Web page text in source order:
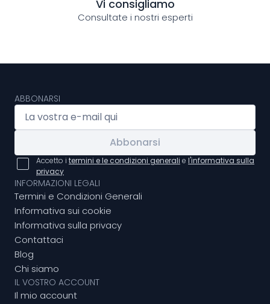
Vi consigliamo
Consultate i nostri esperti
ABBONARSI
Abbonarsi
Accetto i termini e le condizioni generali e l'informativa sulla
privacy
INFORMAZIONI LEGALI
Termini e Condizioni Generali
Informativa sui cookie
Informativa sulla privacy
Contattaci
Blog
Chi siamo
IL VOSTRO ACCOUNT
Il mio account